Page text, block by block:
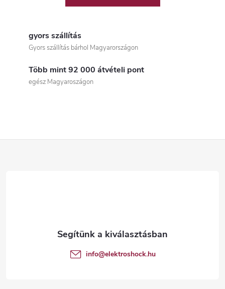
gyors szállítás
Gyors szállítás bárhol Magyarországon
Több mint 92 000 átvételi pont
egész Magyaroszágon
info@elektroshock.hu